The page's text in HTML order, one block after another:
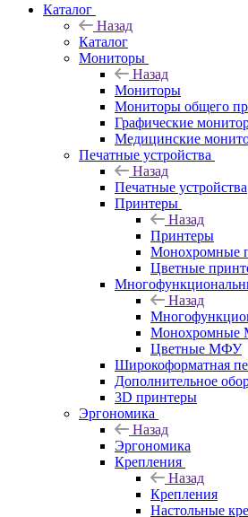
Каталог
Назад
Каталог
Мониторы
Назад
Мониторы
Мониторы общего
Графические
Медицинские
Печатные устройства
Назад
Печатные устройства
Принтеры
Назад
Принтеры
Моноxромныe
Цвeтныe
Назад
Цветные МФУ
Широкоформатная
Дополнительное
3D принтеры
Эргономика
Назад
Эргономика
Крепления
Назад
Крепления
Настольные